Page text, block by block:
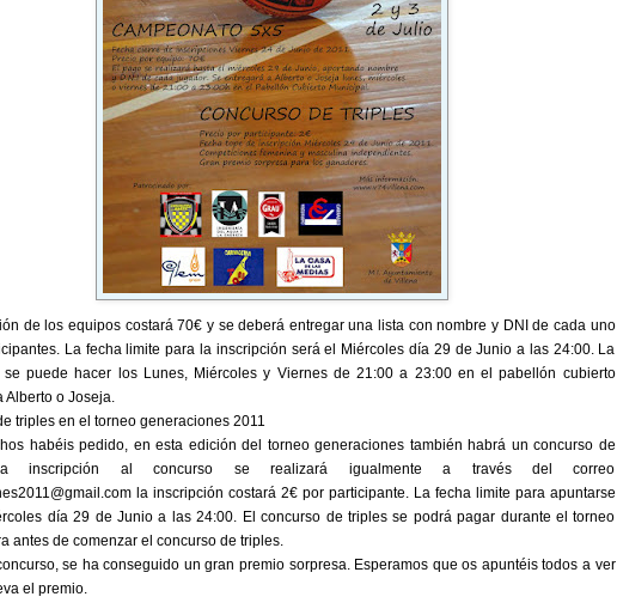
de los equipos costará 70€ y se deberá entregar una lista con nombre y DNI de cada uno
La fecha limite para la inscripción será el Miércoles día 29 de Junio a las 24:00. La
se puede hacer los Lunes, Miércoles y Viernes de 21:00 a 23:00 en el pabellón cubierto
Alberto o Joseja.
triples en el torneo generaciones 2011
habéis pedido, en esta edición del torneo generaciones también habrá un concurso de
inscripción al concurso se realizará igualmente a través del correo
la inscripción costará 2€ por participante. La fecha limite para apuntarse
día 29 de Junio a las 24:00. El concurso de triples se podrá pagar durante el torneo
antes de comenzar el concurso de triples.
se ha conseguido un gran premio sorpresa. Esperamos que os apuntéis todos a ver
el premio.